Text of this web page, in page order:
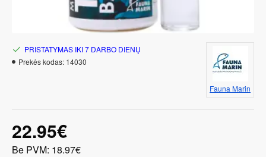
22.95€
Be PVM: 18.97€
PRISTATYMAS IKI 7 DARBO DIENŲ
Prekės kodas: 14030
Fauna Marin